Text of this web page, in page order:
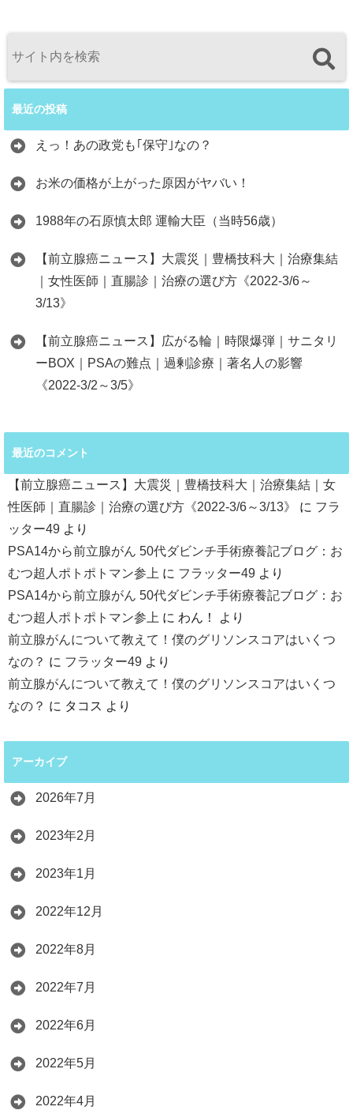
最近の投稿
えっ！あの政党も｢保守｣なの？
お米の価格が上がった原因がヤバい！
1988年の石原慎太郎 運輸大臣（当時56歳）
【前立腺癌ニュース】大震災｜豊橋技科大｜治療集結
｜女性医師｜直腸診｜治療の選び方《2022-3/6～
3/13》
【前立腺癌ニュース】広がる輪｜時限爆弾｜サニタリ
ーBOX｜PSAの難点｜過剰診療｜著名人の影響
《2022-3/2～3/5》
最近のコメント
【前立腺癌ニュース】大震災｜豊橋技科大｜治療集結｜女
性医師｜直腸診｜治療の選び方《2022-3/6～3/13》
に フラ
ッター49 より
PSA14から前立腺がん 50代ダビンチ手術療養記ブログ：お
むつ超人ポトポトマン参上 に フラッター49 より
PSA14から前立腺がん 50代ダビンチ手術療養記ブログ：お
むつ超人ポトポトマン参上 に わん！
より
前立腺がんについて教えて！僕のグリソンスコアはいくつ
なの？ に フラッター49 より
前立腺がんについて教えて！僕のグリソンスコアはいくつ
なの？ に タコス より
アーカイブ
2026年7月
2023年2月
2023年1月
2022年12月
2022年8月
2022年7月
2022年6月
2022年5月
2022年4月